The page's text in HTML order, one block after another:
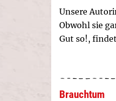
Unsere
Obwohl sie
Gut so!,
Brauchtum